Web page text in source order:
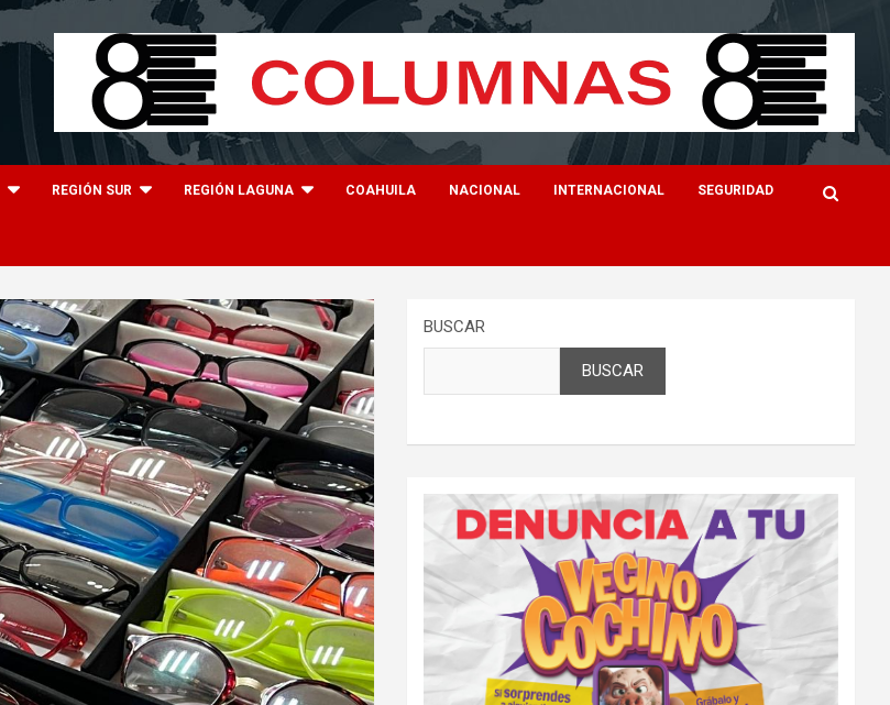
REGIÓN SUR REGIÓN LAGUNA COAHUILA NACIONAL INTERNACIONAL SEGURIDAD
BUSCAR
BUSCAR